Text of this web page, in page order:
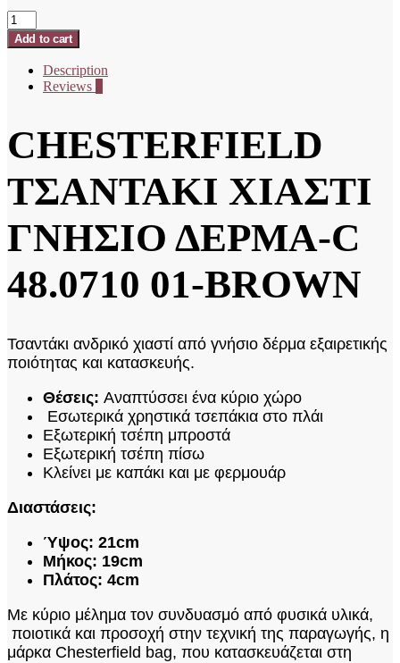
CHESTERFIELD
ΤΣΑΝΤΑΚΙ
ΧΙΑΣΤΙ
ΓΝΗΣΙΟ
ΔΕΡΜΑ-
01-
BROWN
quantity
Add to cart
Description
Reviews
CHESTERFIELD
ΤΣΑΝΤΑΚΙ ΧΙΑΣΤΙ
ΓΝΗΣΙΟ ΔΕΡΜΑ-C
48.0710 01-BROWN
Τσαντάκι ανδρικό χιαστί από γνήσιο δέρμα εξαιρετικής
ποιότητας και κατασκευής.
Θέσεις: Αναπτύσσει ένα κύριο χώρο
Εσωτερικά χρηστικά τσεπάκια στο πλάι
Εξωτερική τσέπη μπροστά
Εξωτερική τσέπη πίσω
Κλείνει με καπάκι και με φερμουάρ
Διαστάσεις:
Ύψος: 21cm
Μήκος: 19cm
Πλάτος: 4cm
Με κύριο μέλημα τον συνδυασμό από φυσικά υλικά,
ποιοτικά και προσοχή στην τεχνική της παραγωγής, η
μάρκα Chesterfield bag, που κατασκευάζεται στη